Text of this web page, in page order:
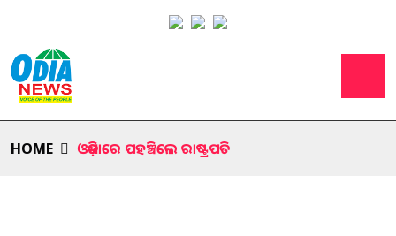
HOME ଓଡ଼ିଶାରେ ପହଞ୍ଚିଲେ ରାଷ୍ଟ୍ରପତି